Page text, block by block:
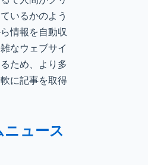
いるかのよう
情報を自動収
なウェブサイ
ため、より多
に記事を取得
ニュース